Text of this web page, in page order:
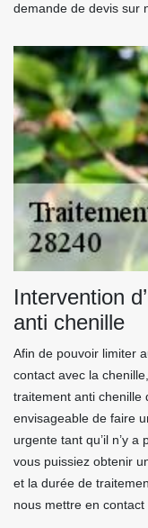
demande de devis sur
Intervention
anti chenille
Afin de pouvoir limiter
contact avec la
traitement anti chenille
envisageable de faire
urgente tant qu’il n’y
vous puissiez obtenir
et la durée de
nous mettre en contact